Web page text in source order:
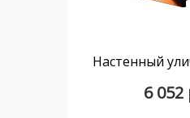
6 052